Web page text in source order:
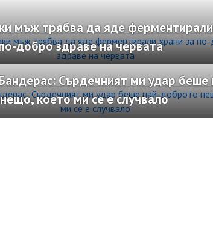
мъж трябва да яде ферментирали
добро здраве на червата
Сърдечният ми удар беше
което ми се е случвало